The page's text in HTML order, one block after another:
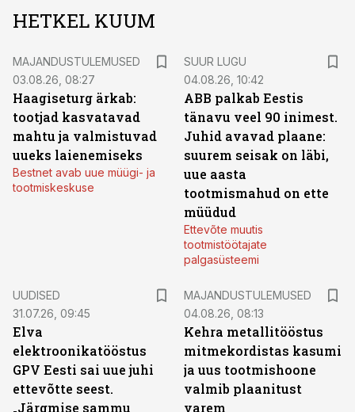
HETKEL KUUM
MAJANDUSTULEMUSED
03.08.26, 08:27
Haagiseturg ärkab:
tootjad kasvatavad
mahtu ja valmistuvad
uueks laienemiseks
Bestnet avab uue müügi- ja
tootmiskeskuse
SUUR LUGU
04.08.26, 10:42
ABB palkab Eestis
tänavu veel 90 inimest.
Juhid avavad plaane:
suurem seisak on läbi,
uue aasta
tootmismahud on ette
müüdud
Ettevõte muutis
tootmistöötajate
palgasüsteemi
UUDISED
31.07.26, 09:45
Elva
elektroonikatööstus
GPV Eesti sai uue juhi
ettevõtte seest.
„Järgmise sammu
MAJANDUSTULEMUSED
04.08.26, 08:13
Kehra metallitööstus
mitmekordistas kasumi
ja uus tootmishoone
valmib plaanitust
varem